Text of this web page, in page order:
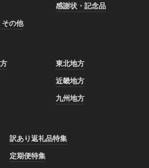
感謝状・記念品
その他
東北地方
近畿地方
九州地方
訳あり返礼品特集
定期便特集